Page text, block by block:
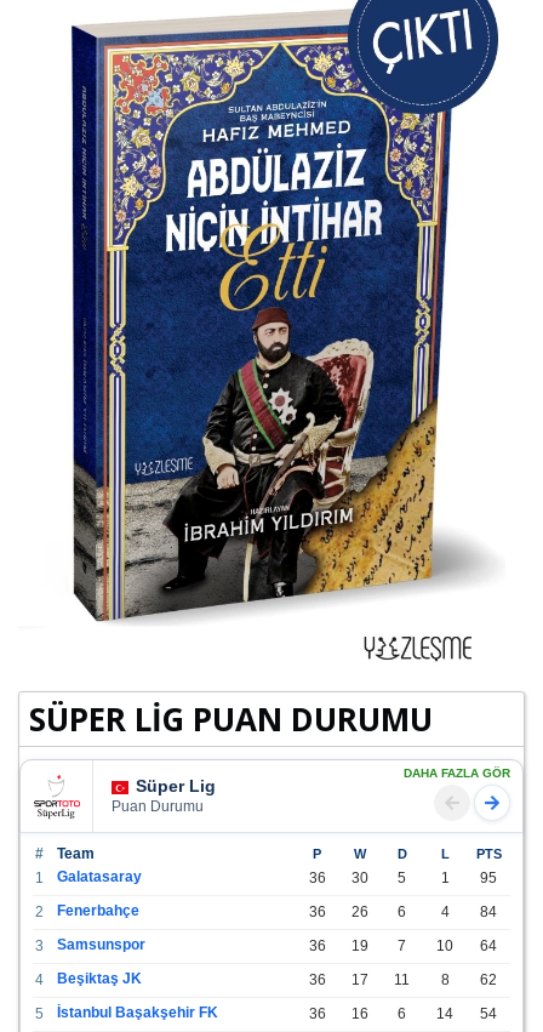
SÜPER LİG PUAN DURUMU
Süper Lig
Puan Durumu
DAHA FAZLA GÖR
# Team P W D L PTS
1 Galatasaray 36 30 5 1
95
2
Fenerbahçe 36 26 6 4
84
3
Samsunspor 36 19 7 10
64
4
Beşiktaş JK 36 17 11 8
62
5
İstanbul Başakşehir FK 36 16 6 14 54